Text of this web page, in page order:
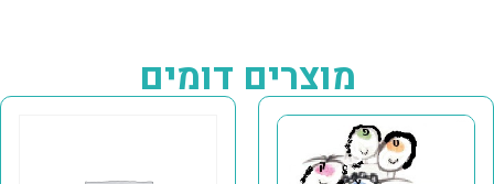
מוצרים דומים